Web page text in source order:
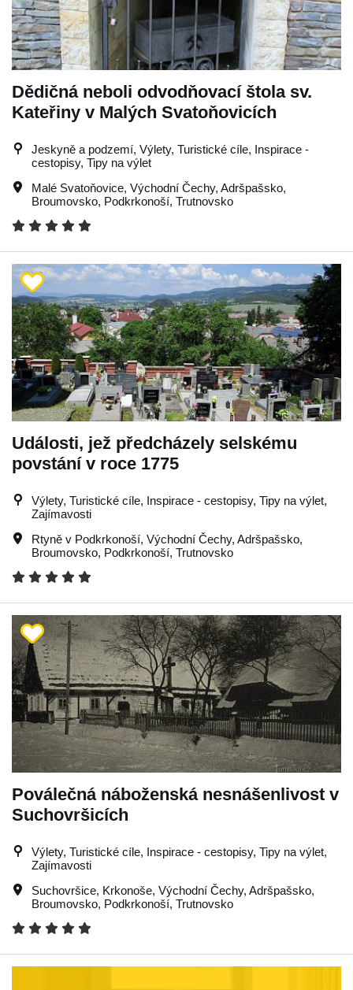
Dědičná neboli odvodňovací štola sv.
Kateřiny v Malých Svatoňovicích
Jeskyně a podzemí, Výlety, Turistické cíle, Inspirace -
cestopisy, Tipy na výlet
Malé Svatoňovice, Východní Čechy, Adršpašsko,
Broumovsko, Podkrkonoší, Trutnovsko
Události, jež předcházely selskému
povstání v roce 1775
Výlety, Turistické cíle, Inspirace - cestopisy, Tipy na výlet,
Zajímavosti
Rtyně v Podkrkonoší, Východní Čechy, Adršpašsko,
Broumovsko, Podkrkonoší, Trutnovsko
Poválečná náboženská nesnášenlivost v
Suchovršicích
Výlety, Turistické cíle, Inspirace - cestopisy, Tipy na výlet,
Zajímavosti
Suchovršice, Krkonoše, Východní Čechy, Adršpašsko,
Broumovsko, Podkrkonoší, Trutnovsko